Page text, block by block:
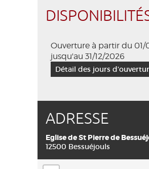
Ouverture à partir du 01/
jusqu'au 31/12/2026
ADRESSE
Eglise de St Pierre de
12500 Bessuéjouls